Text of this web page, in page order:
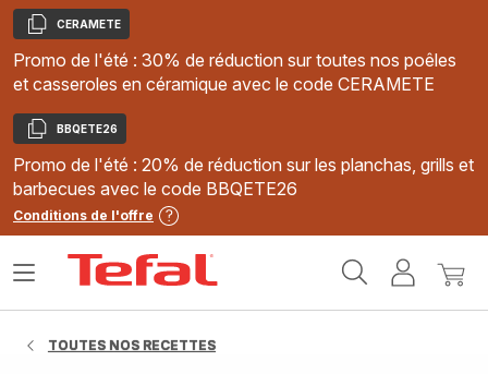
Copier
CERAMETE
Promo de l'été : 30% de réduction sur toutes nos poêles
et casseroles en céramique avec le code CERAMETE
Copier
BBQETE26
Promo de l'été : 20% de réduction sur les planchas, grills et
barbecues avec le code BBQETE26
Conditions de l'offre
MonMon
Ouvrir
TOUTES NOS RECETTES